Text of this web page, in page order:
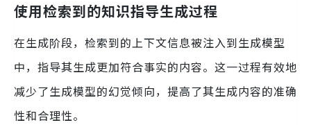
使用检索到的知识指导生成过程
在生成阶段，检索到的上下文信息被注入到生成模型
中，指导其生成更加符合事实的内容。这一过程有效地
减少了生成模型的幻觉倾向，提高了其生成内容的准确
性和合理性。